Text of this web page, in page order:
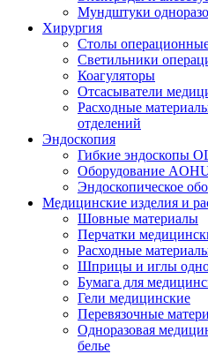
Мундштуки
Хирургия
Столы
Светильники
Коагуляторы
Отсасыватели
Расходные
отделений
Эндоскопия
Гибкие эндоскопы
Оборудование
Эндоскопическое
Медицинские изделия и
Шовные материалы
Перчатки
Расходные
Шприцы и иглы
Бумага для
Гели медицинские
Перевязочные
Одноразовая
белье